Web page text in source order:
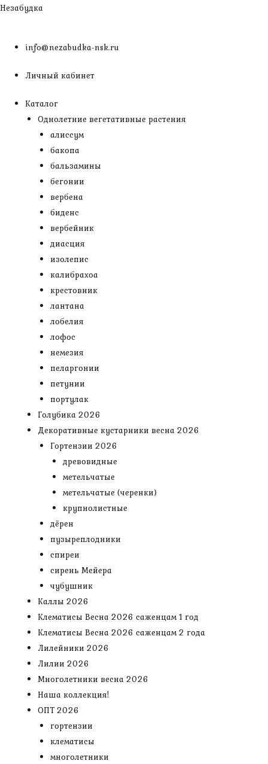
Перейти
Незабудка
info@nezabudka-nsk.ru
Личный кабинет
Каталог
Однолетние вегетативные растения
алиссум
бакопа
бальзамины
бегонии
вербена
биденс
вербейник
диасция
изолепис
калибрахоа
крестовник
лантана
лобелия
лофос
немезия
пеларгонии
петунии
портулак
Голубика 2026
Декоративные кустарники весна 2026
Гортензии 2026
древовидные
метельчатые
метельчатые (черенки)
крупнолистные
дёрен
пузыреплодники
спиреи
сирень Мейера
чубушник
Каллы 2026
Клематисы Весна 2026 саженцам 1 год
Клематисы Весна 2026 саженцам 2 года
Лилейники 2026
Лилии 2026
Многолетники весна 2026
Наша коллекция!
ОПТ 2026
гортензии
клематисы
многолетники